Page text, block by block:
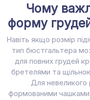
Чому
форму
Навіть якщо розмір
тип бюстгальтера
для повних грудей
бретелями та
Для невеликого
формованими